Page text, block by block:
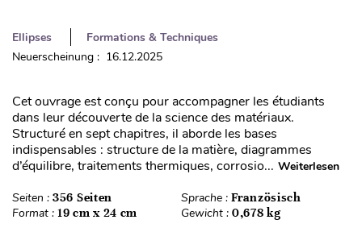
Ellipses
Formations & Techniques
Neuerscheinung : 16.12.2025
Cet ouvrage est conçu pour accompagner les étudiants
dans leur découverte de la science des matériaux.
Structuré en sept chapitres, il aborde les bases
indispensables : structure de la matière, diagrammes
d’équilibre, traitements thermiques, corrosio... Weiterlesen
Seiten : 356 Seiten Sprache : Französisch
Format : 19 cm x 24 cm Gewicht : 0,678 kg